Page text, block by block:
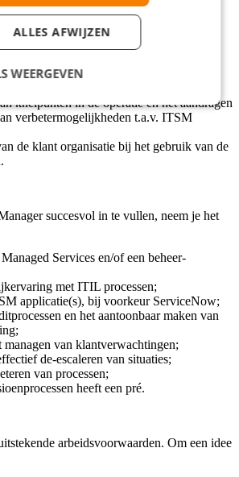
van procedures;
de Medewerker(s) Service &
activiteiten;
knelpunten in de operatie en het aandragen
verbetermogelijkheden t.a.v. ITSM
de klant organisatie bij het gebruik van de
succesvol in te vullen, neem je het
Services en/of een beheer-
met ITIL processen;
applicatie(s), bij voorkeur ServiceNow;
en het aantoonbaar maken van
managen van klantverwachtingen;
de-escaleren van situaties;
van processen;
heeft een pré.
arbeidsvoorwaarden. Om een idee
ALLES AFWIJZEN
WEERGEVEN